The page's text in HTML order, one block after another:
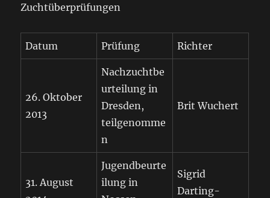
Zuchtüberprüfungen
Datum Prüfung Richter
26. Oktober
2013
Nachzuchtbe
urteilung in
Dresden,
teilgenomme
n
Brit Wuchert
31. August
Jugendbeurte
ilung in
Sigrid
Darting-